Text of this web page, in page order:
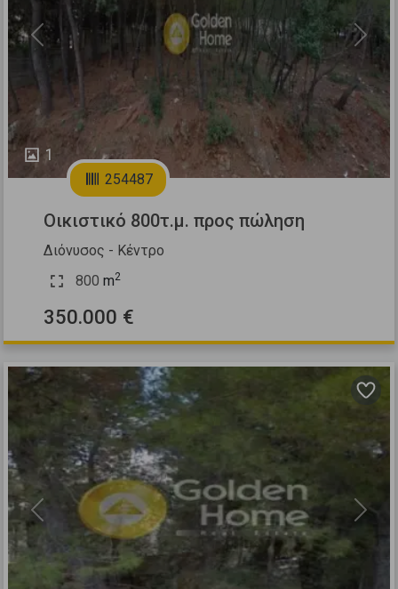
1
Previous Next
254487
Οικιστικό 800τ.μ. προς πώληση
Διόνυσος - Κέντρο
800 m2
350.000 €
Previous Next